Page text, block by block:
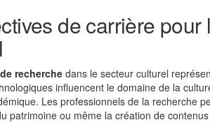
de carrière
recherche dans le secteur culturel
influencent le domaine de la
Les professionnels de la recherche
patrimoine ou même la création de